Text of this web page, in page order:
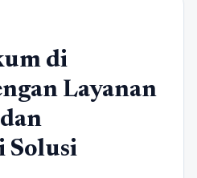
di
Layanan
Solusi